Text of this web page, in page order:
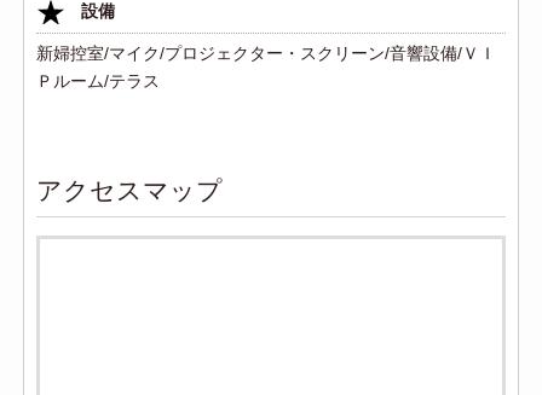
設備
新婦控室/マイク/プロジェクター・スクリーン/音響設備/ＶＩ
Ｐルーム/テラス
アクセスマップ